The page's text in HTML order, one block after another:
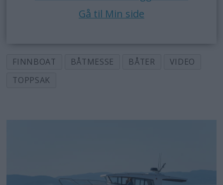
Gå til Min side
FINNBOAT BÅTMESSE BÅTER
VIDEO
TOPPSAK